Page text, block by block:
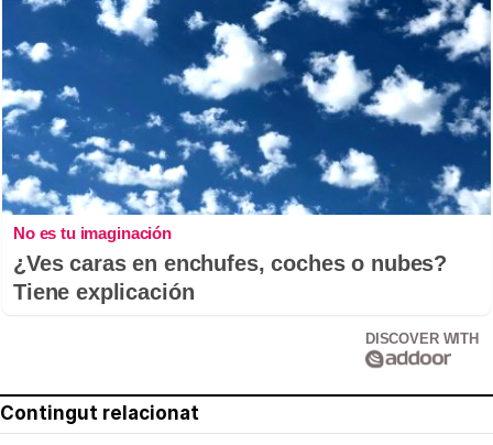
No es tu imaginación
¿Ves caras en enchufes, coches o nubes?
Tiene explicación
DISCOVER WITH
Contingut relacionat